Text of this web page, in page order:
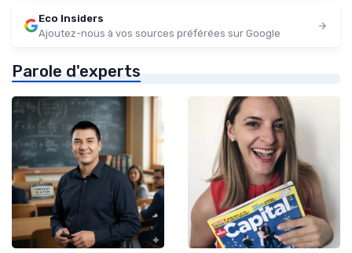
Eco Insiders
Ajoutez-nous à vos sources préférées sur Google
Parole d'experts